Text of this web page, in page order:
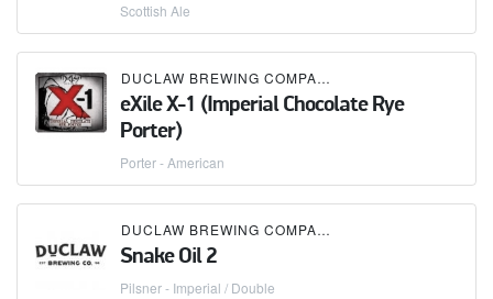
Scottish Ale
DUCLAW BREWING COMPANY
eXile X-1 (Imperial Chocolate Rye
Porter)
Porter - American
DUCLAW BREWING COMPANY
Snake Oil 2
Pilsner - Imperial / Double